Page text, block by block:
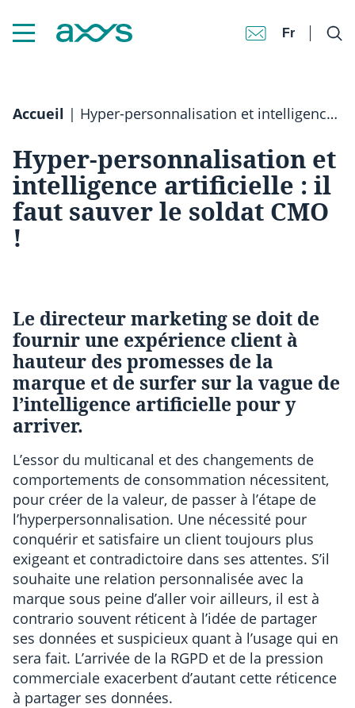
Fr
Accueil | Hyper-personnalisation et intelligence artificielle : il faut sauver le soldat CMO !
Hyper-personnalisation et
intelligence artificielle : il
faut sauver le soldat CMO
!
Le directeur marketing se doit de
fournir une expérience client à
hauteur des promesses de la
marque et de surfer sur la vague de
l’intelligence artificielle pour y
arriver.
L’essor du multicanal et des changements de
comportements de consommation nécessitent,
pour créer de la valeur, de passer à l’étape de
l’hyperpersonnalisation. Une nécessité pour
conquérir et satisfaire un client toujours plus
exigeant et contradictoire dans ses attentes. S’il
souhaite une relation personnalisée avec la
marque sous peine d’aller voir ailleurs, il est à
contrario souvent réticent à l’idée de partager
ses données et suspicieux quant à l’usage qui en
sera fait. L’arrivée de la RGPD et de la pression
commerciale exacerbent d’autant cette réticence
à partager ses données.